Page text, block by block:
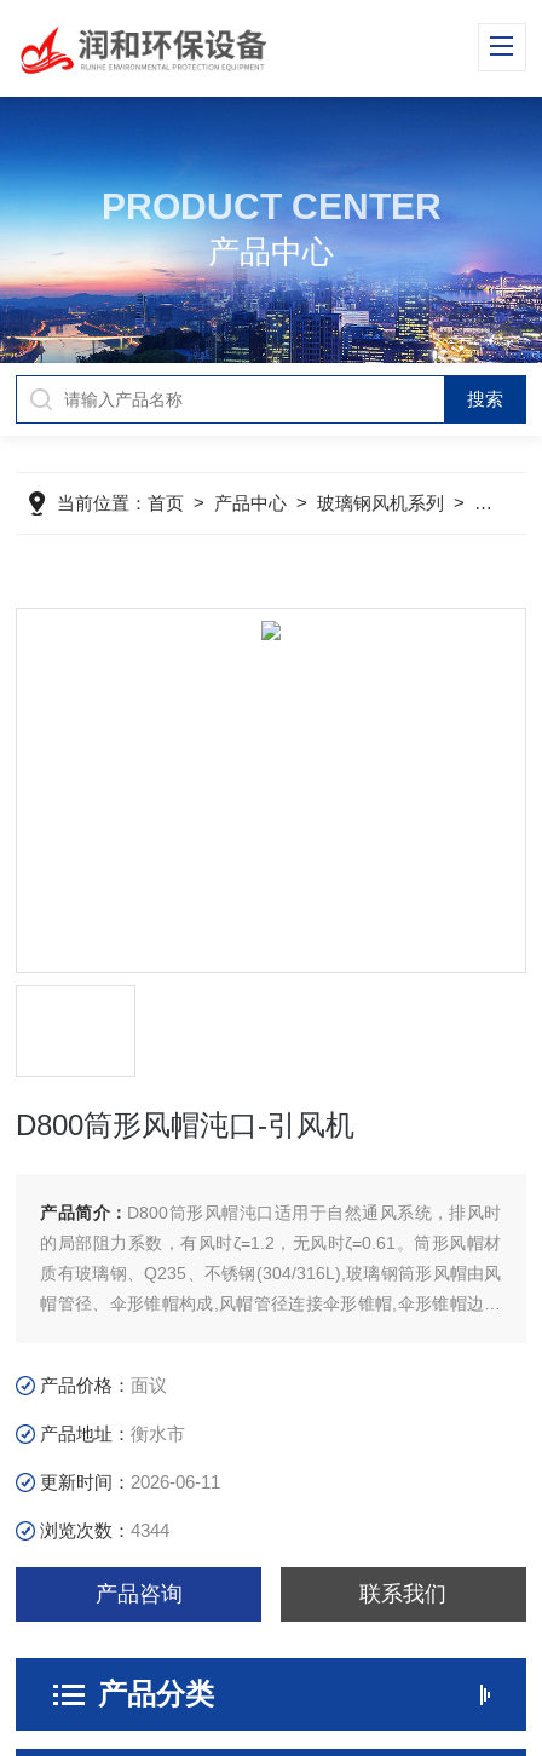
PRODUCT CENTER
产品中心
当前位置：首页 > 产品中心 >玻璃钢风机系列 > 风帽
D800筒形风帽沌口-引风机
产品简介： D800筒形风帽沌口适用于自然通风系统，排风时
的局部阻力系数，有风时ζ=1.2，无风时ζ=0.61。筒形风帽材
质有玻璃钢、Q235、不锈钢(304/316L),玻璃钢筒形风帽由风
帽管径、伞形锥帽构成,风帽管径连接伞形锥帽,伞形锥帽边缘
生的液滴进入收集槽后通过接液口引流废液收集池,从而达到
减
产品价格：面议
产品地址：衡水市
更新时间： 2026-06-11
浏览次数：4344
产品咨询 联系我们
产品分类